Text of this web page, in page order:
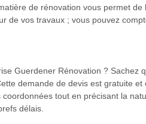
de rénovation vous permet de
de vos travaux ; vous pouvez
Guerdener Rénovation ? Sachez
demande de devis est gratuite
tout en précisant la
délais.